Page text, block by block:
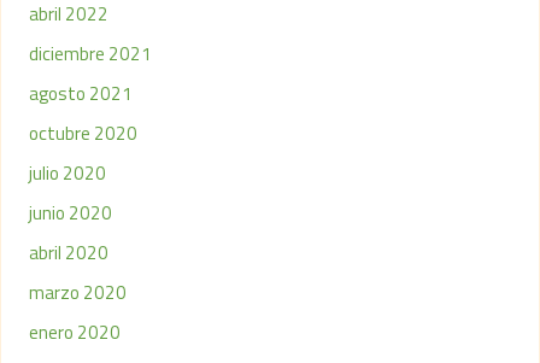
abril 2022
diciembre 2021
agosto 2021
octubre 2020
julio 2020
junio 2020
abril 2020
marzo 2020
enero 2020